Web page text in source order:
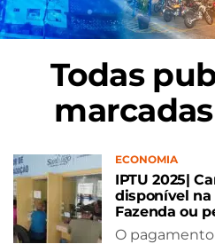
Todas
ECONOMIA
IPTU 2025|
disponível na
Fazenda ou
O